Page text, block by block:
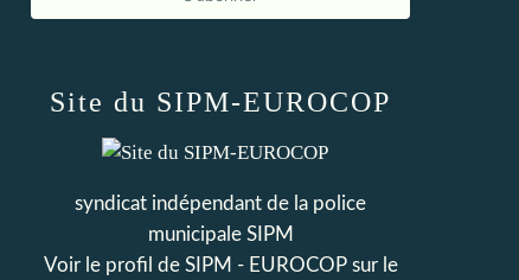
Site du SIPM-EUROCOP
syndicat indépendant de la police
municipale SIPM
Voir le profil de SIPM - EUROCOPsur le